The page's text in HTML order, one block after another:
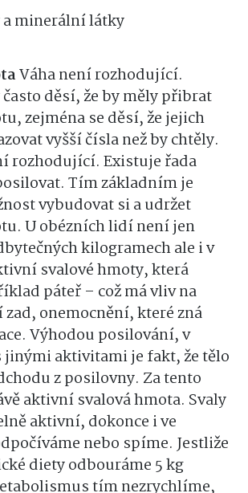
minerální látky
Váha není rozhodující.
děsí, že by měly přibrat
zejména se děsí, že jejich
vyšší čísla než by chtěly.
rozhodující. Existuje řada
Tím základním je
vybudovat si a udržet
U obézních lidí není jen
kilogramech ale i v
svalové hmoty, která
páteř – což má vliv na
onemocnění, které zná
Výhodou posilování, v
aktivitami je fakt, že tělo
z posilovny. Za tento
aktivní svalová hmota. Svaly
aktivní, dokonce i ve
nebo spíme. Jestliže
diety odbouráme 5 kg
tím nezrychlíme,